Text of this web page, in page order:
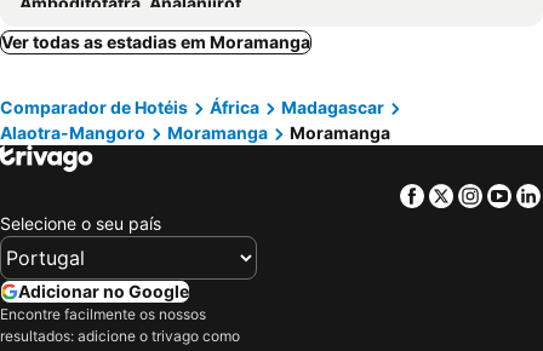
Ver todas as estadias em Moramanga
Comparador de Hotéis África
Madagascar
Alaotra-Mangoro
Moramanga Moramanga
Facebook
Twitter
Selecione o seu país
Adicionar no Google
Encontre facilmente os nossos
resultados: adicione o trivago como